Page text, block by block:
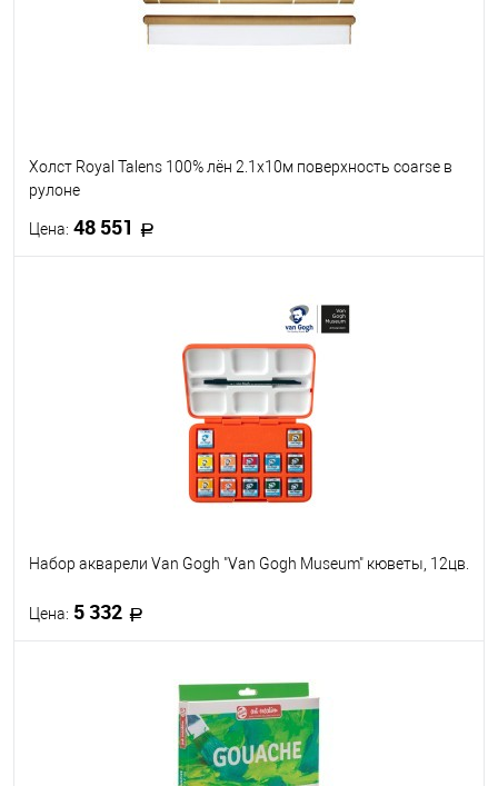
Холст Royal Talens 100% лён 2.1x10м поверхность coarse в
рулоне
Цена: 48 551
Под заказ
Набор акварели Van Gogh "Van Gogh Museum" кюветы, 12цв.
Цена: 5 332
В корзину
Под заказ